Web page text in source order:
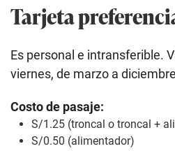
Tarjeta
Es personal e intransferible.
viernes, de marzo a
Costo de pasaje:
S/1.25 (troncal o troncal +
S/0.50 (alimentador)